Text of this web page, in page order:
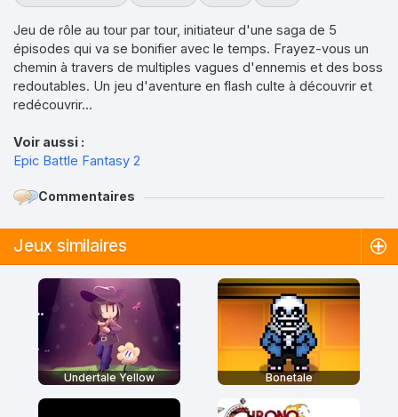
Jeu de rôle au tour par tour, initiateur d'une saga de 5
épisodes qui va se bonifier avec le temps. Frayez-vous un
chemin à travers de multiples vagues d'ennemis et des boss
redoutables. Un jeu d'aventure en flash culte à découvrir et
redécouvrir...
Voir aussi :
Epic Battle Fantasy 2
Commentaires
Jeux similaires
Undertale Yellow Bonetale